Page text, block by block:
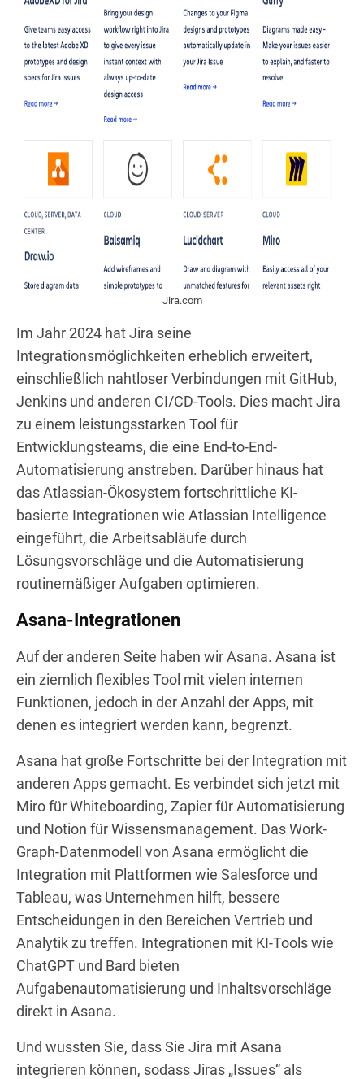
Jira.com
Im Jahr 2024 hat Jira seine
Integrationsmöglichkeiten erheblich erweitert,
einschließlich nahtloser Verbindungen mit GitHub,
Jenkins und anderen CI/CD-Tools. Dies macht Jira
zu einem leistungsstarken Tool für
Entwicklungsteams, die eine End-to-End-
Automatisierung anstreben. Darüber hinaus hat
das Atlassian-Ökosystem fortschrittliche KI-
basierte Integrationen wie Atlassian Intelligence
eingeführt, die Arbeitsabläufe durch
Lösungsvorschläge und die Automatisierung
routinemäßiger Aufgaben optimieren.
Asana-Integrationen
Auf der anderen Seite haben wir Asana. Asana ist
ein ziemlich flexibles Tool mit vielen internen
Funktionen, jedoch in der Anzahl der Apps, mit
denen es integriert werden kann, begrenzt.
Asana hat große Fortschritte bei der Integration mit
anderen Apps gemacht. Es verbindet sich jetzt mit
Miro für Whiteboarding, Zapier für Automatisierung
und Notion für Wissensmanagement. Das Work-
Graph-Datenmodell von Asana ermöglicht die
Integration mit Plattformen wie Salesforce und
Tableau, was Unternehmen hilft, bessere
Entscheidungen in den Bereichen Vertrieb und
Analytik zu treffen. Integrationen mit KI-Tools wie
ChatGPT und Bard bieten
Aufgabenautomatisierung und Inhaltsvorschläge
direkt in Asana.
Und wussten Sie, dass Sie Jira mit Asana
integrieren können, sodass Jiras „Issues“ als